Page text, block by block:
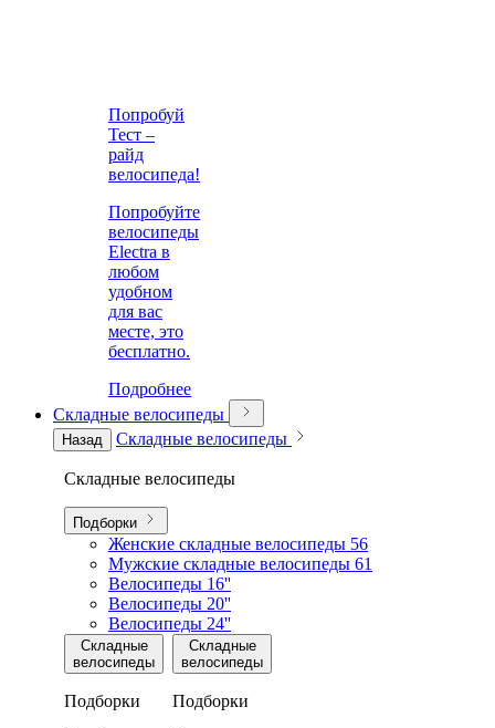
Попробуй
Тест –
райд
велосипеда!
Попробуйте
велосипеды
Electra в
любом
удобном
для вас
месте, это
бесплатно.
Подробнее
Складные велосипеды
Назад Складные велосипеды
Складные велосипеды
Подборки
Женские складные велосипеды 56
Мужские складные велосипеды 61
Велосипеды 16''
Велосипеды 20''
Велосипеды 24''
Складные
велосипеды
Подборки
Складные
велосипеды
Подборки